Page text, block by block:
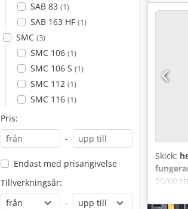
SAB 83 (1)
SAB 163 HF (1)
SMC (3)
SMC 106 (1)
SMC 106 S (1)
SMC 112 (1)
SMC 116 (1)
Pris:
-
Endast med prisangivelse
Tillverkningsår:
-
Skick:
50/60